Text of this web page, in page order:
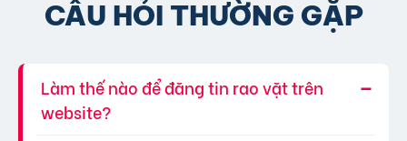
CÂU HỎI THƯỜNG GẶP
Làm thế nào để đăng tin rao vặt trên
website?